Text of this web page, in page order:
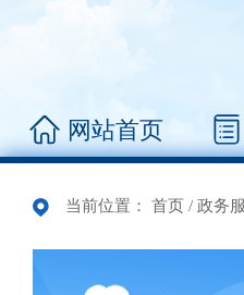
网站首页
当前位置： 首页 / 政务